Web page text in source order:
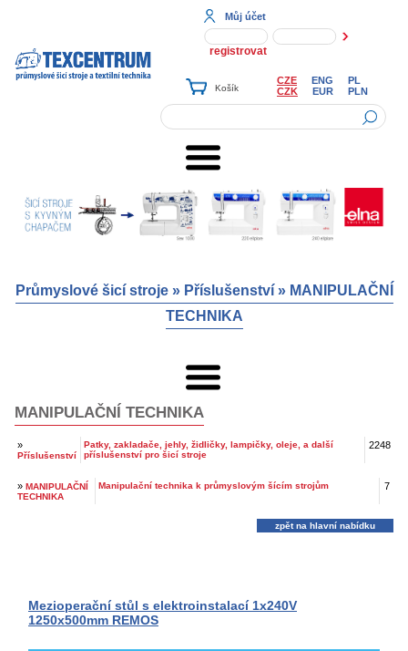
Můj účet
registrovat
CZE ENG
PL
CZK
EUR PLN
Průmyslové šicí stroje» Příslušenství» MANIPULAČNÍ
TECHNIKA
MANIPULAČNÍ TECHNIKA
»
Příslušenství
Patky, zakladače, jehly, židličky, lampičky, oleje, a další
příslušenství pro šicí stroje
2248
» MANIPULAČNÍ
TECHNIKA
Manipulační technika k průmyslovým šícím strojům 7
zpět na hlavní nabídku
Mezioperační stůl s elektroinstalací 1x240V
1250x500mm REMOS